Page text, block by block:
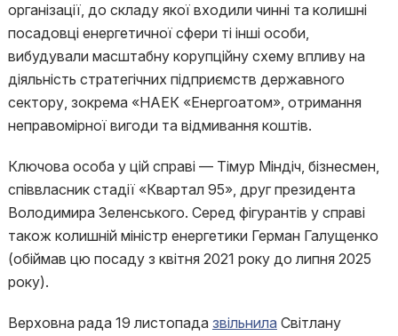
організації, до складу якої входили чинні та колишні
посадовці енергетичної сфери ті інші особи,
вибудували масштабну корупційну схему впливу на
діяльність стратегічних підприємств державного
сектору, зокрема «НАЕК «Енергоатом», отримання
неправомірної вигоди та відмивання коштів.
Ключова особа у цій справі — Тімур Міндіч, бізнесмен,
співвласник стадії «Квартал 95», друг президента
Володимира Зеленського. Серед фігурантів у справі
також колишній міністр енергетики Герман Галущенко
(обіймав цю посаду з квітня 2021 року до липня 2025
року).
Верховна рада 19 листопада звільнила Світлану